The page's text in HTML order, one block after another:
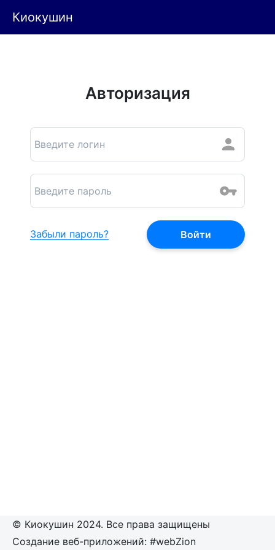
Киокушин
Авторизация
Забыли пароль?
© Киокушин 2024. Все права защищены
Создание веб-приложений: #webZion